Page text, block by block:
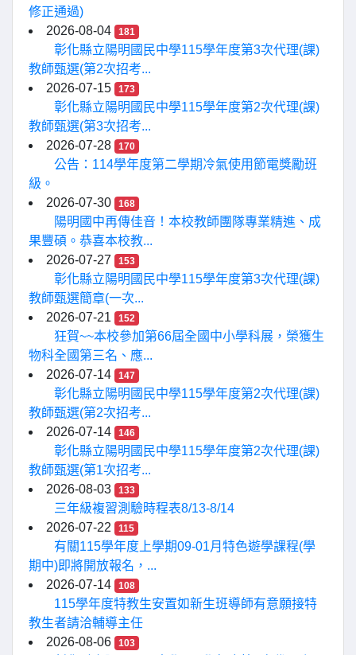
修正通過)
2026-08-04
181
彰化縣立陽明國民中學115學年度第3次代理(課)
教師甄選(第2次招考...
2026-07-15
173
彰化縣立陽明國民中學115學年度第2次代理(課)
教師甄選(第3次招考...
2026-07-28
170
公告：114學年度第二學期冷氣使用節電獎勵班
級。
2026-07-30
168
陽明國中再傳佳音！本校教師團隊專業精進、成
果豐碩。恭喜本校教...
2026-07-27
153
彰化縣立陽明國民中學115學年度第3次代理(課)
教師甄選簡章(一次...
2026-07-21
152
狂賀~~本校參加第66屆全國中小學科展，榮獲生
物科全國第三名、應...
2026-07-14
147
彰化縣立陽明國民中學115學年度第2次代理(課)
教師甄選(第2次招考...
2026-07-14
146
彰化縣立陽明國民中學115學年度第2次代理(課)
教師甄選(第1次招考...
2026-08-03
133
三年級複習測驗時程表8/13-8/14
2026-07-22
115
有關115學年度上學期09-01月特色遊學課程(學
期中)即將開放報名，...
2026-07-14
108
115學年度特教生安置如新生班導師有意願接特
教生者請洽輔導主任
2026-08-06
103